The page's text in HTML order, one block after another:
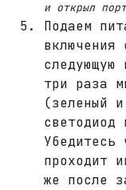
и открыл
Подаем
включения
следующую
три раза
(зеленый
Убедитесь
проходит
же после